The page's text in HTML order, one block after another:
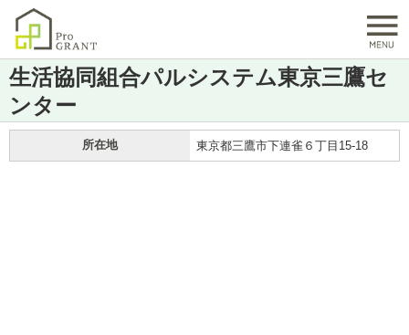
生活協同組合パルシステム東京三鷹セ
ンター
所在地 東京都三鷹市下連雀６丁目15-18